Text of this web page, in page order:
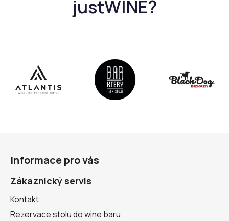
y
i
s
u
Informace pro vás
Zákaznický servis
Kontakt
Rezervace stolu do wine baru